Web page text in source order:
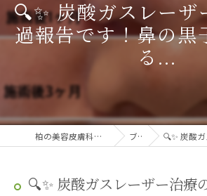
🔍✨ 炭酸ガスレーザ
過報告です！鼻の黒
る...
柏の美容皮膚科ならBellis skin clinic ブログ 🔍✨ 炭酸ガスレーザ
🔍✨ 炭酸ガスレーザー治療